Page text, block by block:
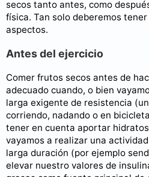
secos tanto antes, como
física. Tan solo deberemos
aspectos.
Antes del ejercicio
Comer frutos secos antes de
adecuado cuando, o bien
larga exigente de resistencia
corriendo, nadando o en
tener en cuenta aportar
vayamos a realizar una
larga duración (por ejemplo
elevar nuestro valores de